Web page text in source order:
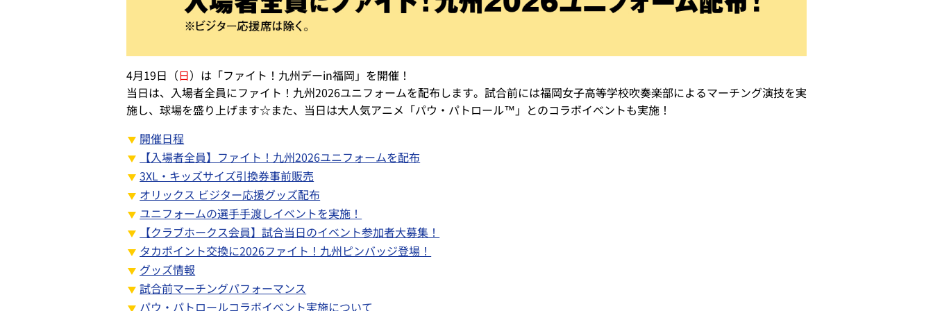
4月19日（日）は「ファイト！九州デーin福岡」を開催！
当日は、入場者全員にファイト！九州2026ユニフォームを配布します。試合前には福岡女子高等学校吹奏楽部によるマーチング演技を実
施し、球場を盛り上げます☆また、当日は大人気アニメ「パウ・パトロール™」とのコラボイベントも実施！
開催日程
【入場者全員】ファイト！九州2026ユニフォームを配布
3XL・キッズサイズ引換券事前販売
オリックス ビジター応援グッズ配布
ユニフォームの選手手渡しイベントを実施！
【クラブホークス会員】試合当日のイベント参加者大募集！
タカポイント交換に2026ファイト！九州ピンバッジ登場！
グッズ情報
試合前マーチングパフォーマンス
パウ・パトロールコラボイベント実施について